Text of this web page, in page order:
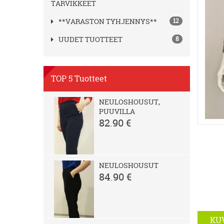
TARVIKKEET
12
**VARASTON TYHJENNYS**
8
UUDET TUOTTEET
TOP 5 Tuotteet
NEULOSHOUSUT,
PUUVILLA
82.90 €
NEULOSHOUSUT
84.90 €